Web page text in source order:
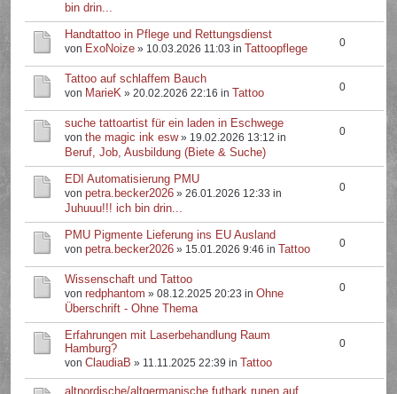
bin drin...
Handtattoo in Pflege und Rettungsdienst
von ExoNoize » 10.03.2026 11:03 in Tattoopflege 0
Tattoo auf schlaffem Bauch
von MarieK » 20.02.2026 22:16 in Tattoo 0
suche tattoartist für ein laden in Eschwege
vonthe magic ink esw» 19.02.2026 13:12 in
Beruf, Job, Ausbildung (Biete & Suche)
0
EDI Automatisierung PMU
vonpetra.becker2026 » 26.01.2026 12:33 in
Juhuuu!!! ich bin drin...
0
PMU Pigmente Lieferung ins EU Ausland
vonpetra.becker2026 » 15.01.2026 9:46 in Tattoo 0
Wissenschaft und Tattoo
vonredphantom » 08.12.2025 20:23 inOhne
Überschrift - Ohne Thema
0
Erfahrungen mit Laserbehandlung Raum
Hamburg?
vonClaudiaB » 11.11.2025 22:39 in Tattoo
0
altnordische/altgermanische futhark runen auf